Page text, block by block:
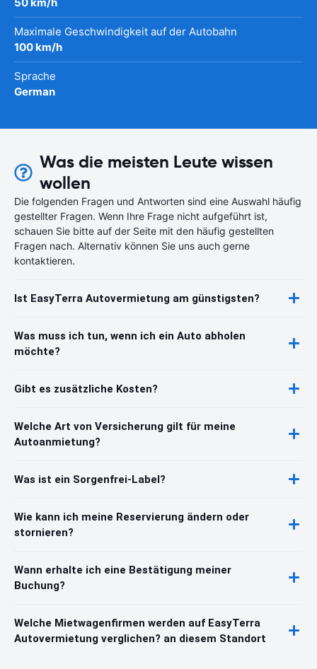
Maximale Geschwindigkeit auf der Autobahn
100 km/h
Sprache
German
Was die meisten Leute wissen
wollen
Die folgenden Fragen und Antworten sind eine Auswahl häufig
gestellter Fragen. Wenn Ihre Frage nicht aufgeführt ist,
schauen Sie bitte auf der Seite mit den häufig gestellten
Fragen nach. Alternativ können Sie uns auch gerne
kontaktieren.
Ist EasyTerra Autovermietung am günstigsten?
Was muss ich tun, wenn ich ein Auto abholen
möchte?
Gibt es zusätzliche Kosten?
Welche Art von Versicherung gilt für meine
Autoanmietung?
Was ist ein Sorgenfrei-Label?
Wie kann ich meine Reservierung ändern oder
stornieren?
Wann erhalte ich eine Bestätigung meiner
Buchung?
Welche Mietwagenfirmen werden auf EasyTerra
Autovermietung verglichen? an diesem Standort